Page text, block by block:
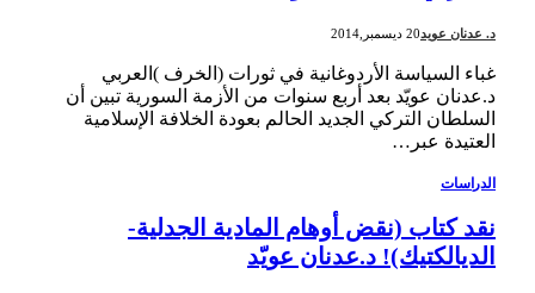
د. عدنان عويد20 ديسمبر,2014
غباء السياسة الأردوغانية في ثورات (الخرف )العربي
د.عدنان عويّد بعد أربع سنوات من الأزمة السورية تبين أن
السلطان التركي الجديد الحالم بعودة الخلافة الإسلامية
العتيدة عبر…
الدراسات
نقد كتاب (نقض أوهام المادية الجدلية-
الديالكتيك)! د.عدنان عويّد